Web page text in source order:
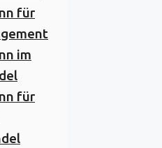
für
im
für